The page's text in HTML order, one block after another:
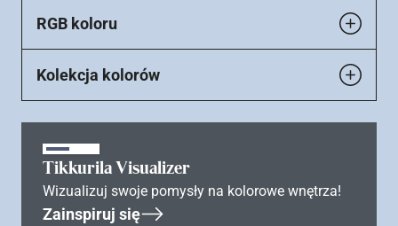
RGB koloru
Kolekcja kolorów
Tikkurila Visualizer
Wizualizuj swoje pomysły na kolorowe wnętrza!
Zainspiruj się